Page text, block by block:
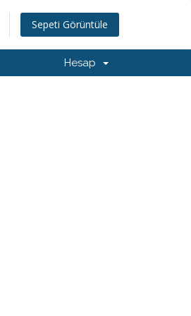
Sepeti Görüntüle
Hesap